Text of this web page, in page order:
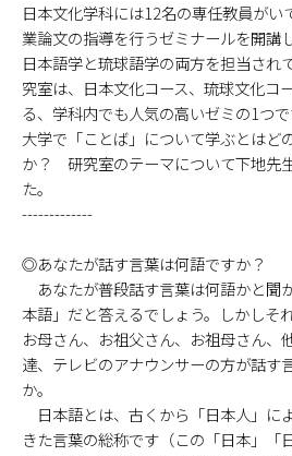
日本文化学科には12名の専任教員がい
業論文の指導を行うゼミナールを開講
日本語学と琉球語学の両方を担当され
究室は、日本文化コース、琉球文化コ
る、学科内でも人気の高いゼミの1つで
大学で「ことば」について学ぶとはど
か？ 研究室のテーマについて下地先
た。
-------------
◎あなたが話す言葉は何語ですか？
あなたが普段話す言葉は何語かと聞
本語」だと答えるでしょう。しかしそ
お母さん、お祖父さん、お祖母さん、
達、テレビのアナウンサーの方が話す
か。
日本語とは、古くから「日本人」に
きた言葉の総称です（この「日本」「